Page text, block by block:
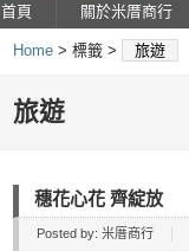
首頁 關於米厝商行
Home > 標籤 > 旅遊
旅遊
穗花心花 齊綻放
Posted by: 米厝商行